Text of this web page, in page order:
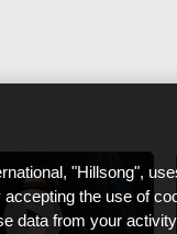
"Hillsong",
the use of
data from your